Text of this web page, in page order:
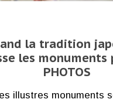
la tradition
les monuments
PHOTOS
illustres monuments